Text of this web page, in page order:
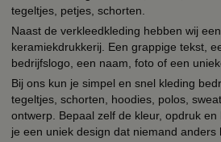
tegeltjes, petjes, schorten.
Naast de verkleedkleding hebben wij
keramiekdrukkerij. Een grappige tekst,
bedrijfslogo, een naam, foto of een
Bij ons kun je simpel en snel kleding
tegeltjes, schorten, hoodies, polos,
ontwerp. Bepaal zelf de kleur, opdruk
je een uniek design dat niemand anders